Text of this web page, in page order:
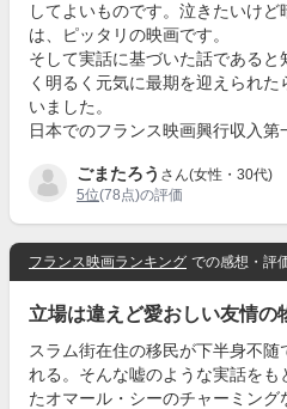
してよいものです。泣きたいけ
は、ピッタリの映画です。
そして実話に基づいた話である
く明るく元気に最期を迎えられ
いました。
日本でのフランス映画興行収入第
ごまたろう さん(女性・30代)
5位(78点)の評価
フランス映画ランキング での感想・評
立場は違えど愛おしい友情の
スラム街在住の移民が下半身不
れる。そんな嘘のような実話をも
たオマール・シーのチャーミン